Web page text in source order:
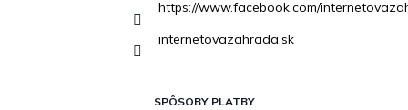
https://www.facebook.com/
internetovazahrada.sk
SPÔSOBY PLATBY